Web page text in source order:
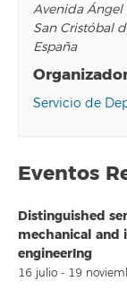
Avenida Ángel
San Cristóbal
España
Servicio de
Eventos
Distinguished
mechanical and
engineerIng
16 julio - 19